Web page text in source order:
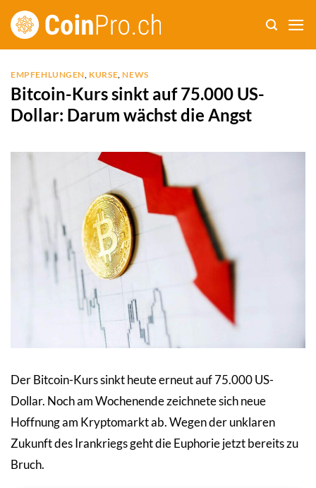
Zum
Inhalt
EMPFEHLUNGEN, KURSE,NEWS
Bitcoin-Kurs sinkt auf 75.000 US-
Dollar: Darum wächst die Angst
Der Bitcoin-Kurs sinkt heute erneut auf 75.000 US-
Dollar. Noch am Wochenende zeichnete sich neue
Hoffnung am Kryptomarkt ab. Wegen der unklaren
Zukunft des Irankriegs geht die Euphorie jetzt bereits zu
Bruch.